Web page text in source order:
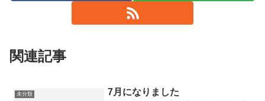
関連記事
未分類 7月になりました